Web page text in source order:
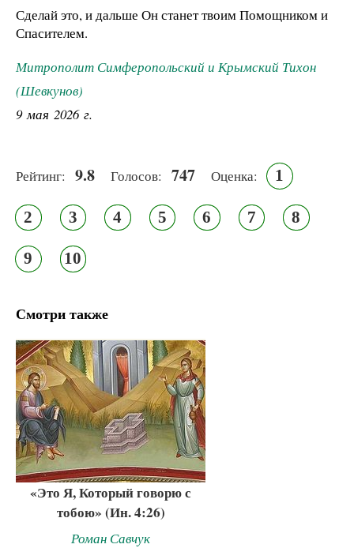
Сделай это, и дальше Он станет твоим Помощником и
Спасителем.
Митрополит Симферопольский и Крымский Тихон
(Шевкунов)
9 мая 2026 г.
Рейтинг: 9.8 Голосов: 747 Оценка: 1
2 3 4 5 6 7 8
9 10
Смотри также
«Это Я, Который говорю с
тобою» (Ин. 4:26)
Роман Савчук